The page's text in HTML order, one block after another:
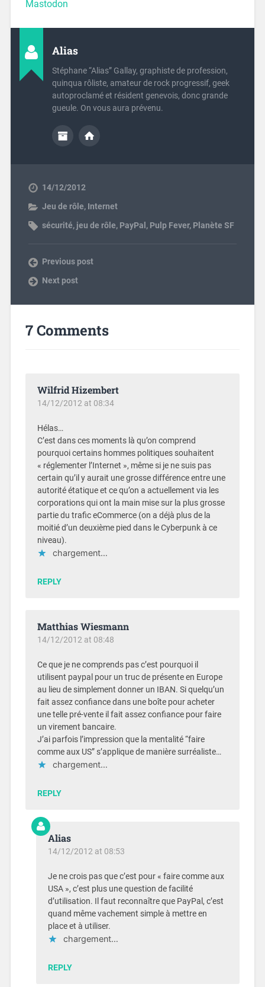
Mastodon
Alias
Stéphane “Alias” Gallay, graphiste de profession,
quinqua rôliste, amateur de rock progressif, geek
autoproclamé et résident genevois, donc grande
gueule. On vous aura prévenu.
14/12/2012
Jeu de rôle, Internet
sécurité, jeu de rôle, PayPal , Pulp Fever, Planète SF
Previous post
Next post
7 Comments
Wilfrid Hizembert
14/12/2012 at 08:34
Hélas…
C’est dans ces moments là qu’on comprend
pourquoi certains hommes politiques souhaitent
« réglementer l’Internet », même si je ne suis pas
certain qu’il y aurait une grosse différence entre une
autorité étatique et ce qu’on a actuellement via les
corporations qui ont la main mise sur la plus grosse
partie du trafic eCommerce (on a déjà plus de la
moitié d’un deuxième pied dans le Cyberpunk à ce
niveau).
chargement…
REPLY
Matthias Wiesmann
14/12/2012 at 08:48
Ce que je ne comprends pas c’est pourquoi il
utilisent paypal pour un truc de présente en Europe
au lieu de simplement donner un IBAN. Si quelqu’un
fait assez confiance dans une boîte pour acheter
une telle pré-vente il fait assez confiance pour faire
un virement bancaire.
J’ai parfois l’impression que la mentalité “faire
comme aux US” s’applique de manière surréaliste…
chargement…
REPLY
Alias
14/12/2012 at 08:53
Je ne crois pas que c’est pour « faire comme aux
USA », c’est plus une question de facilité
d’utilisation. Il faut reconnaître que PayPal, c’est
quand même vachement simple à mettre en
place et à utiliser.
chargement…
REPLY